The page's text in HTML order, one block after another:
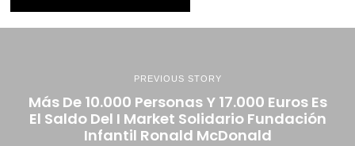
PREVIOUS STORY
Más De 10.000 Personas Y 17.000 Euros Es
El Saldo Del I Market Solidario Fundación
Infantil Ronald McDonald